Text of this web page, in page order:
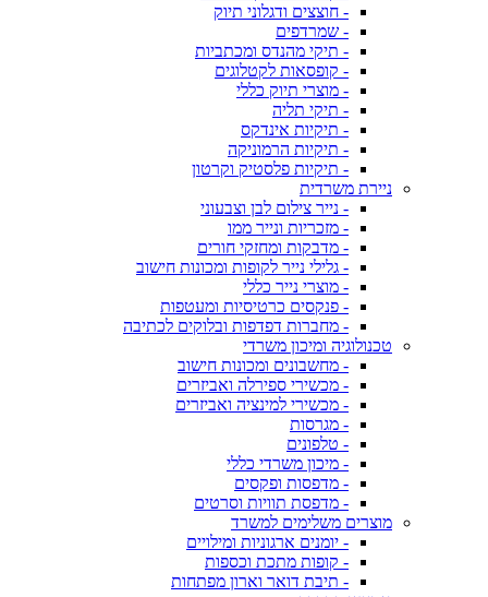
- חוצצים ודגלוני תיוק
- שמרדפים
- תיקי מהנדס ומכתביות
- קופסאות לקטלוגים
- מוצרי תיוק כללי
- תיקי תליה
- תיקיות אינדקס
- תיקיות הרמוניקה
- תיקיות פלסטיק וקרטון
ניירת משרדית
- נייר צילום לבן וצבעוני
- מזכריות ונייר ממו
- מדבקות ומחזקי חורים
- גלילי נייר לקופות ומכונות חישוב
- מוצרי נייר כללי
- פנקסים כרטיסיות ומעטפות
- מחברות דפדפות ובלוקים לכתיבה
טכנולוגיה ומיכון משרדי
- מחשבונים ומכונות חישוב
- מכשירי ספירלה ואביזרים
- מכשירי למינציה ואביזרים
- מגרסות
- טלפונים
- מיכון משרדי כללי
- מדפסות ופקסים
- מדפסת תוויות וסרטים
מוצרים משלימים למשרד
- יומנים ארגוניות ומילויים
- קופות מתכת וכספות
- תיבת דואר וארון מפתחות